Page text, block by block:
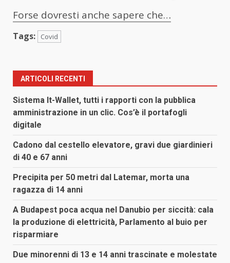
Forse dovresti anche sapere che…
Tags: Covid
ARTICOLI RECENTI
Sistema It-Wallet, tutti i rapporti con la pubblica
amministrazione in un clic. Cos’è il portafogli
digitale
Cadono dal cestello elevatore, gravi due giardinieri
di 40 e 67 anni
Precipita per 50 metri dal Latemar, morta una
ragazza di 14 anni
A Budapest poca acqua nel Danubio per siccità: cala
la produzione di elettricità, Parlamento al buio per
risparmiare
Due minorenni di 13 e 14 anni trascinate e molestate